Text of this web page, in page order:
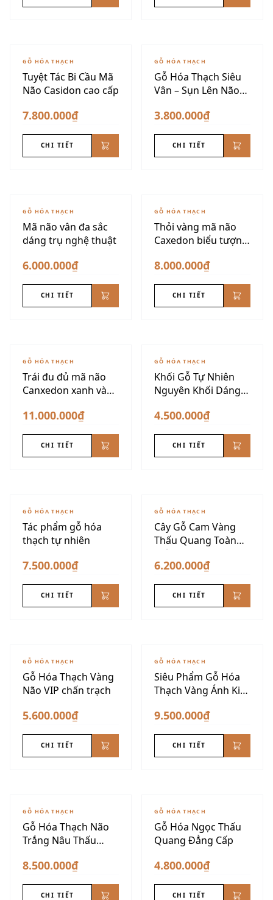
GỖ HÓA THẠCH
Tuyệt Tác Bi Cầu Mã
Não Casidon cao cấp
7.800.000₫
CHI TIẾT
GỖ HÓA THẠCH
Gỗ Hóa Thạch Siêu
Vân – Sụn Lên Não
3.800.000₫
CHI TIẾT
GỖ HÓA THẠCH
Mã não vân đa sắc
dáng trụ nghệ thuật
6.000.000₫
CHI TIẾT
GỖ HÓA THẠCH
Thỏi vàng mã não
Caxedon biểu tượng
8.000.000₫
CHI TIẾT
GỖ HÓA THẠCH
Trái đu đủ mã não
Canxedon xanh vàng
11.000.000₫
CHI TIẾT
GỖ HÓA THẠCH
Khối Gỗ Tự Nhiên
Nguyên Khối Dáng
4.500.000₫
CHI TIẾT
GỖ HÓA THẠCH
Tác phẩm gỗ hóa
thạch tự nhiên
7.500.000₫
CHI TIẾT
GỖ HÓA THẠCH
Cây Gỗ Cam Vàng
Thấu Quang Toàn
Phần
6.200.000₫
CHI TIẾT
GỖ HÓA THẠCH
Gỗ Hóa Thạch Vàng
Não VIP chấn trạch
5.600.000₫
CHI TIẾT
GỖ HÓA THẠCH
Siêu Phẩm Gỗ Hóa
Thạch Vàng Ánh Kim
9.500.000₫
CHI TIẾT
GỖ HÓA THẠCH
Gỗ Hóa Thạch Não
Trắng Nâu Thấu
8.500.000₫
CHI TIẾT
GỖ HÓA THẠCH
Gỗ Hóa Ngọc Thấu
Quang Đẳng Cấp
4.800.000₫
CHI TIẾT